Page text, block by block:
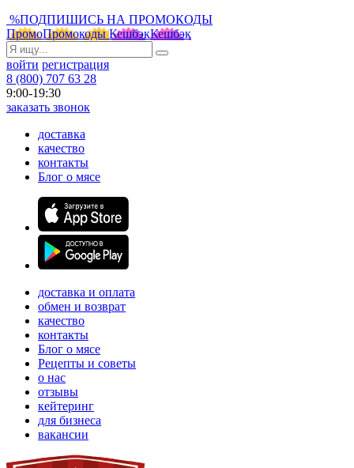
%ПОДПИШИСЬ НА ПРОМОКОДЫ
ПромоПромокоды КешбэкКешбэк
войти регистрация
8 (800) 707 63 28
9:00-19:30
заказать звонок
доставка
качество
контакты
Блог о мясе
доставка и оплата
обмен и возврат
качество
контакты
Блог о мясе
Рецепты и советы
о нас
отзывы
кейтеринг
для бизнеса
вакансии